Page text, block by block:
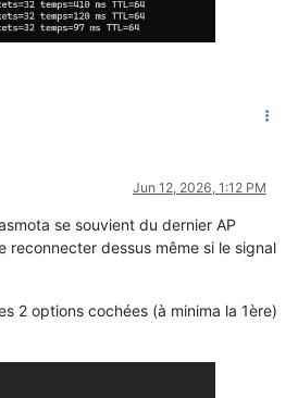
Jun 12, 2026, 1:12 PM
se souvient du dernier AP
reconnecter dessus même si le signal
2 options cochées (à minima la 1ère)